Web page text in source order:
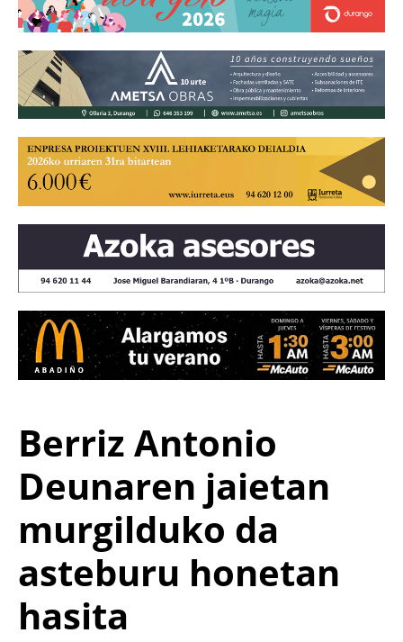
Berriz Antonio
Deunaren jaietan
murgilduko da
asteburu honetan
hasita